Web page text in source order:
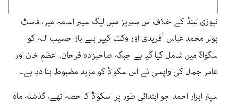
نیوزی لینڈ کے خلاف اس سیریز میں لیگ سپنر اسامہ میر، فاسٹ
بولر محمد عباس آفریدی اور وکٹ کیپر بلے باز حسیب اللہ کو
سکواڈ میں شامل کیا گیا ہے جبکہ صاحبزادہ فرحان، اعظم خان اور
عامر جمال کی واپسی نے اس سکواڈ کو مزید مضبوط بنا دیا ہے۔
سپنر ابرار احمد جو ابتدائی طور پر اسکواڈ کا حصہ تھے، گذشتہ ماہ